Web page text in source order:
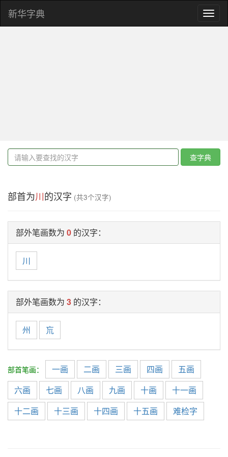
新华字典
查字典
部首为川的汉字 (共3个汉字)
部外笔画数为 0 的汉字：
川
部外笔画数为 3 的汉字：
州 巟
部首笔画： 一画 二画 三画 四画
五画
六画
七画 八画 九画 十画
十一画
十二画
十三画 十四画 十五画 难检字